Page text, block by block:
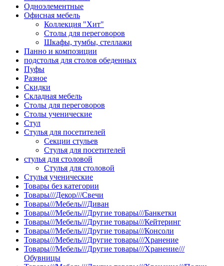
Одноэлементные
Офисная мебель
Коллекция "Хит"
Столы для переговоров
Шкафы, тумбы, стеллажи
Панно и композиции
подстолья для столов обеденных
Пуфы
Разное
Скидки
Складная мебель
Столы для переговоров
Столы ученические
Стул
Стулья для посетителей
Секции стульев
Стулья для посетителей
стулья для столовой
Стулья для столовой
Стулья ученические
Товары без категории
Товары///Декор///Свечи
Товары///Мебель///Диван
Товары///Мебель///Другие товары///Банкетки
Товары///Мебель///Другие товары///Кейтеринг
Товары///Мебель///Другие товары///Консоли
Товары///Мебель///Другие товары///Хранение
Товары///Мебель///Другие товары///Хранение///
Обувницы